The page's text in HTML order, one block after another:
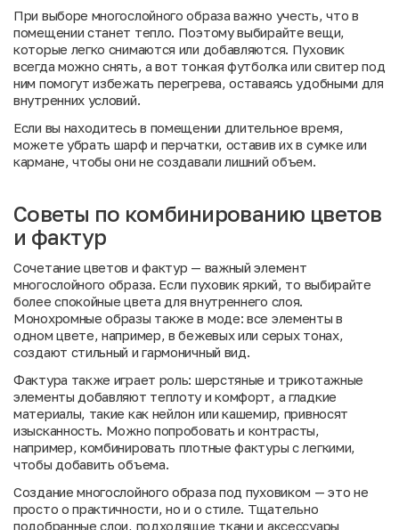
При выборе многослойного образа важно учесть, что в
помещении станет тепло. Поэтому выбирайте вещи,
которые легко снимаются или добавляются. Пуховик
всегда можно снять, а вот тонкая футболка или свитер под
ним помогут избежать перегрева, оставаясь удобными для
внутренних условий.
Если вы находитесь в помещении длительное время,
можете убрать шарф и перчатки, оставив их в сумке или
кармане, чтобы они не создавали лишний объем.
Советы по комбинированию цветов
и фактур
Сочетание цветов и фактур — важный элемент
многослойного образа. Если пуховик яркий, то выбирайте
более спокойные цвета для внутреннего слоя.
Монохромные образы также в моде: все элементы в
одном цвете, например, в бежевых или серых тонах,
создают стильный и гармоничный вид.
Фактура также играет роль: шерстяные и трикотажные
элементы добавляют теплоту и комфорт, а гладкие
материалы, такие как нейлон или кашемир, привносят
изысканность. Можно попробовать и контрасты,
например, комбинировать плотные фактуры с легкими,
чтобы добавить объема.
Создание многослойного образа под пуховиком — это не
просто о практичности, но и о стиле. Тщательно
подобранные слои, подходящие ткани и аксессуары